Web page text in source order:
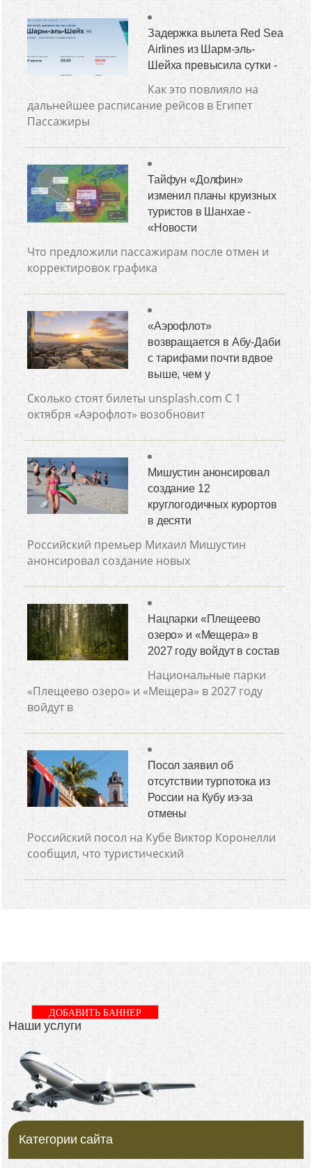
Задержка вылета Red Sea
Airlines из Шарм-эль-
Шейха превысила сутки -
Как это повлияло на
дальнейшее расписание рейсов в Египет
Пассажиры
Тайфун «Долфин»
изменил планы круизных
туристов в Шанхае -
«Новости
Что предложили пассажирам после отмен и
корректировок графика
«Аэрофлот»
возвращается в Абу-Даби
с тарифами почти вдвое
выше, чем у
Сколько стоят билеты unsplash.com С 1
октября «Аэрофлот» возобновит
Мишустин анонсировал
создание 12
круглогодичных курортов
в десяти
Российский премьер Михаил Мишустин
анонсировал создание новых
Нацпарки «Плещеево
озеро» и «Мещера» в
2027 году войдут в состав
Национальные парки
«Плещеево озеро» и «Мещера» в 2027 году
войдут в
Посол заявил об
отсутствии турпотока из
России на Кубу из-за
отмены
Российский посол на Кубе Виктор Коронелли
сообщил, что туристический
Наши услуги
ДОБАВИТЬ БАННЕР
Категории сайта